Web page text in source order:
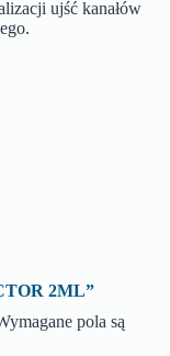
ujść kanałów
2ML”
pola są